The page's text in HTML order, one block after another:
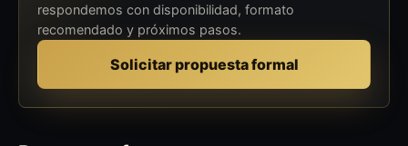
respondemos con disponibilidad, formato
recomendado y próximos pasos.
Solicitar propuesta formal